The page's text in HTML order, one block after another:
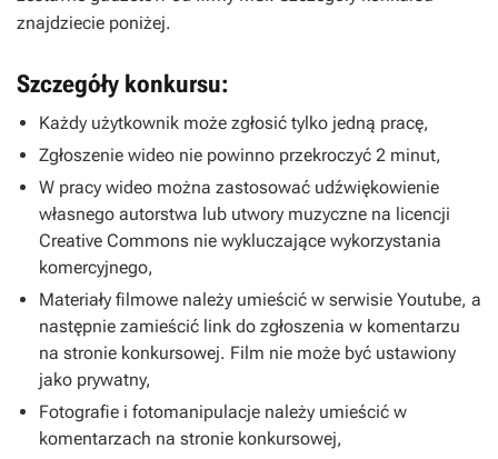
znajdziecie poniżej.
Szczegóły konkursu:
Każdy użytkownik może zgłosić tylko jedną pracę,
Zgłoszenie wideo nie powinno przekroczyć 2 minut,
W pracy wideo można zastosować udźwiękowienie
własnego autorstwa lub utwory muzyczne na licencji
Creative Commons nie wykluczające wykorzystania
komercyjnego,
Materiały filmowe należy umieścić w serwisie Youtube, a
następnie zamieścić link do zgłoszenia w komentarzu
na stronie konkursowej. Film nie może być ustawiony
jako prywatny,
Fotografie i fotomanipulacje należy umieścić w
komentarzach na stronie konkursowej,